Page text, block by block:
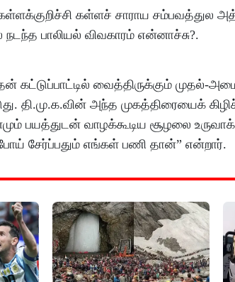
கள்ளக்குறிச்சி கள்ளச் சாராய
பாலியல் விவகாரம் என்னாச்சு?.
வைத்திருக்கும் முதல்-
தி.மு.க.வின் அந்த முகத்திரையைக்
பயத்துடன் வாழக்கூடிய சூழலை
சேர்ப்பதும் எங்கள் பணி தான்” என்றார்.